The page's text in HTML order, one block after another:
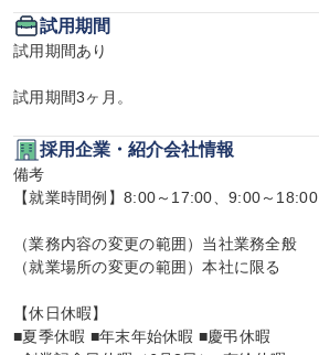
試用期間
試用期間あり
試用期間3ヶ月。
採用企業・紹介会社情報
備考
【就業時間例】8:00～17:00、9:00～18:00
（業務内容の変更の範囲）当社業務全般
（就業場所の変更の範囲）本社に限る
【休日休暇】
■夏季休暇 ■年末年始休暇 ■慶弔休暇